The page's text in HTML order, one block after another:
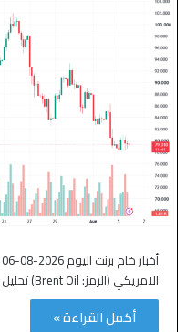
الامريكي (الرمز: Brent Oil) تحليل خام برنت مرفق توقعات خبراء…
أكمل القراءة »